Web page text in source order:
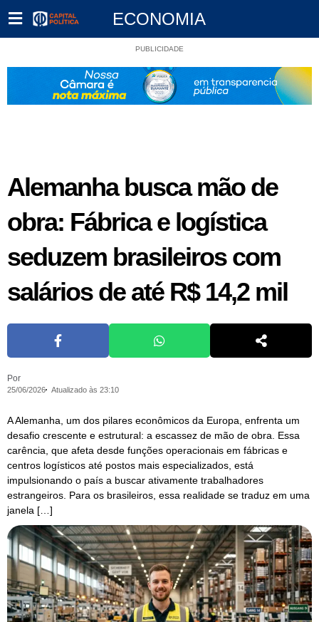
ECONOMIA
PUBLICIDADE
Alemanha busca mão de
obra: Fábrica e logística
seduzem brasileiros com
salários de até R$ 14,2 mil
Por
25/06/2026 Atualizado às 23:10
A Alemanha, um dos pilares econômicos da Europa, enfrenta um
desafio crescente e estrutural: a escassez de mão de obra. Essa
carência, que afeta desde funções operacionais em fábricas e
centros logísticos até postos mais especializados, está
impulsionando o país a buscar ativamente trabalhadores
estrangeiros. Para os brasileiros, essa realidade se traduz em uma
janela […]